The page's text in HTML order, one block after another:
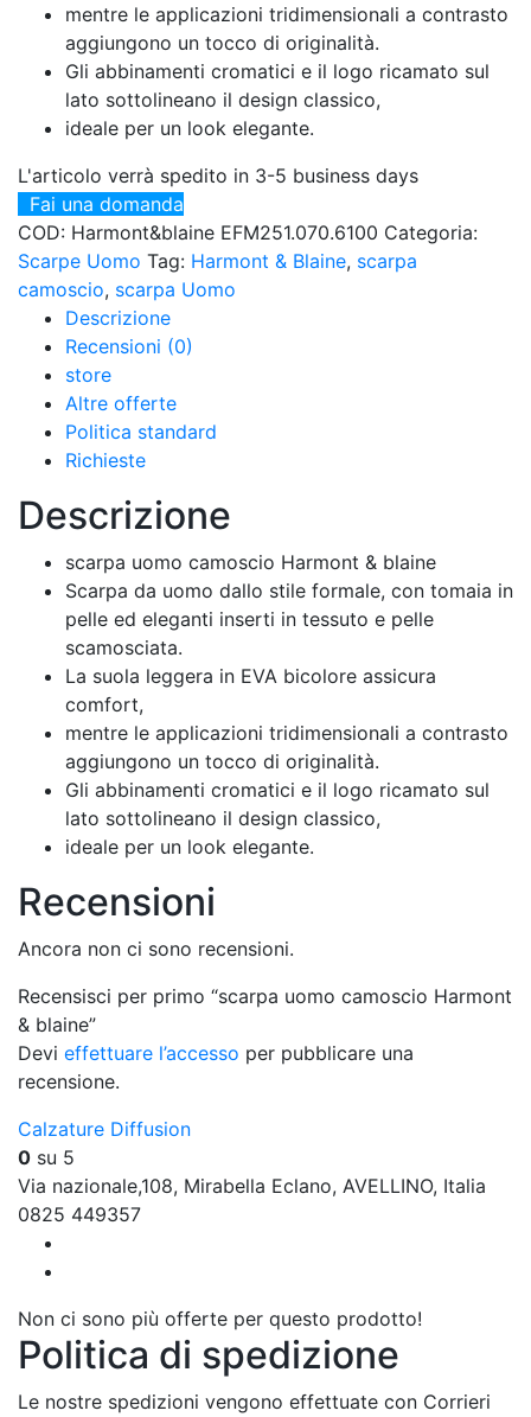
mentre le applicazioni tridimensionali a contrasto
aggiungono un tocco di originalità.
Gli abbinamenti cromatici e il logo ricamato sul
lato sottolineano il design classico,
ideale per un look elegante.
L'articolo verrà spedito in 3-5 business days
Fai una domanda
COD: Harmont&blaine EFM251.070.6100 Categoria:
Scarpe Uomo Tag: Harmont & Blaine, scarpa
camoscio, scarpa Uomo
Descrizione
Recensioni (0)
store
Altre offerte
Politica standard
Richieste
Descrizione
scarpa uomo camoscio Harmont & blaine
Scarpa da uomo dallo stile formale, con tomaia in
pelle ed eleganti inserti in tessuto e pelle
scamosciata.
La suola leggera in EVA bicolore assicura
comfort,
mentre le applicazioni tridimensionali a contrasto
aggiungono un tocco di originalità.
Gli abbinamenti cromatici e il logo ricamato sul
lato sottolineano il design classico,
ideale per un look elegante.
Recensioni
Ancora non ci sono recensioni.
Recensisci per primo “scarpa uomo camoscio Harmont
& blaine”
Devi effettuare l’accesso per pubblicare una
recensione.
Calzature Diffusion
0 su 5
Via nazionale,108, Mirabella Eclano, AVELLINO, Italia
0825 449357
Non ci sono più offerte per questo prodotto!
Politica di spedizione
Le nostre spedizioni vengono effettuate con Corrieri